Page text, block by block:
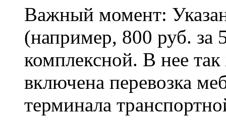
Важный момент:
(например, 800 руб. за
комплексной. В нее
включена перевозка
терминала